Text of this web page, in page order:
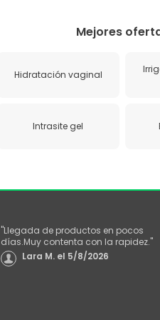
Mejores
Hidratación vaginal
Intrasite gel
"Llegada de productos en pocos
días.Muy contenta con la rapidez."
Lara M. el 5/8/2026